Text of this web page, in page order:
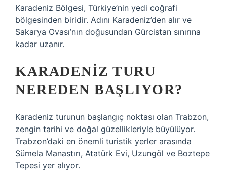
Karadeniz Bölgesi, Türkiye’nin yedi coğrafi
bölgesinden biridir. Adını Karadeniz’den alır ve
Sakarya Ovası’nın doğusundan Gürcistan sınırına
kadar uzanır.
KARADENIZ TURU
NEREDEN BAŞLIYOR?
Karadeniz turunun başlangıç ​​noktası olan Trabzon,
zengin tarihi ve doğal güzellikleriyle büyülüyor.
Trabzon’daki en önemli turistik yerler arasında
Sümela Manastırı, Atatürk Evi, Uzungöl ve Boztepe
Tepesi yer alıyor.